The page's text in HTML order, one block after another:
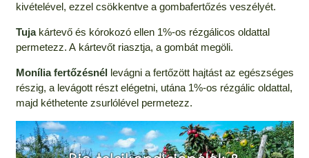
kivételével, ezzel csökkentve a gombafertőzés veszélyét.
Tujakártevő és kórokozó ellen 1%-os rézgálicos oldattal
permetezz. A kártevőt riasztja, a gombát megöli.
Monília fertőzésnéllevágni a fertőzött hajtást az egészséges
részig, a levágott részt elégetni, utána 1%-os rézgálic oldattal,
majd kéthetente zsurlólével permetezz.